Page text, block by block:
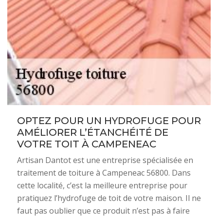
OPTEZ POUR UN HYDROFUGE POUR
AMÉLIORER L’ÉTANCHÉITÉ DE
VOTRE TOIT À CAMPENEAC
Artisan Dantot est une entreprise spécialisée en
traitement de toiture à Campeneac 56800. Dans
cette localité, c’est la meilleure entreprise pour
pratiquez l’hydrofuge de toit de votre maison. Il ne
faut pas oublier que ce produit n’est pas à faire